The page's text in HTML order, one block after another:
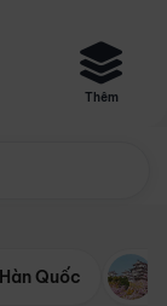
Thêm
Hàn Quốc